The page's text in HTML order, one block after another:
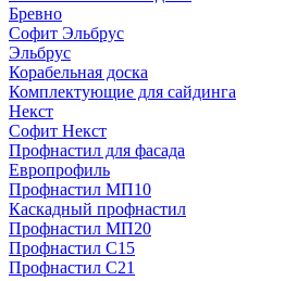
Бревно
Софит Эльбрус
Эльбрус
Корабельная доска
Комплектующие для сайдинга
Некст
Софит Некст
Профнастил для фасада
Европрофиль
Профнастил МП10
Каскадный профнастил
Профнастил МП20
Профнастил С15
Профнастил С21